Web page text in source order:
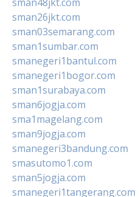
sman26jkt.com
sman03semarang.com
sman1sumbar.com
smanegeri1bantul.com
smanegeri1bogor.com
sman1surabaya.com
sman6jogja.com
sma1magelang.com
sman9jogja.com
smanegeri3bandung.com
smasutomo1.com
sman5jogja.com
smanegeri1tangerang.com